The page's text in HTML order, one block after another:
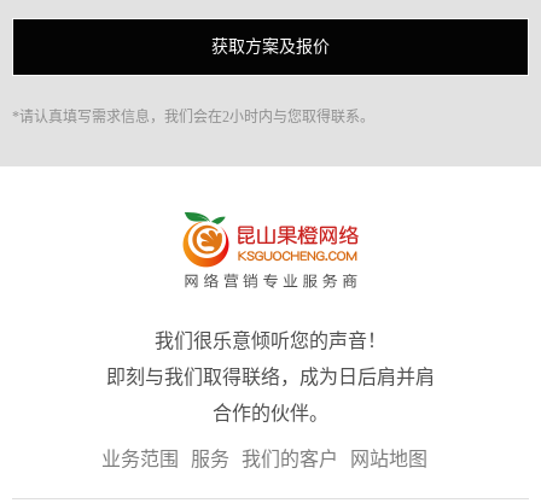
*请认真填写需求信息，我们会在2小时内与您取得联系。
我们很乐意倾听您的声音！
即刻与我们取得联络，成为日后肩并肩
合作的伙伴。
业务范围 服务 我们的客户 网站地图